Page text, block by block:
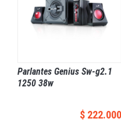
Parlantes Genius Sw-g2.1
1250 38w
$ 222.000